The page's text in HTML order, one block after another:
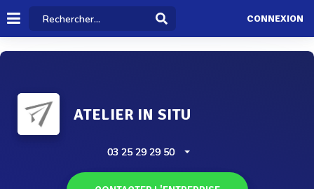
CONNEXION
ATELIER IN SITU
03 25 29 29 50